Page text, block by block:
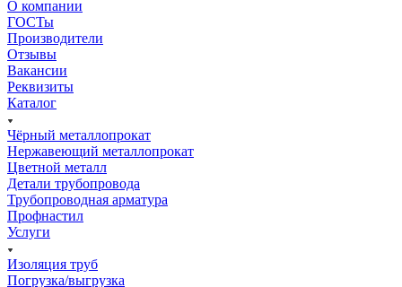
О компании
ГОСТы
Производители
Отзывы
Вакансии
Реквизиты
Каталог
Чёрный металлопрокат
Нержавеющий металлопрокат
Цветной металл
Детали трубопровода
Трубопроводная арматура
Профнастил
Услуги
Изоляция труб
Погрузка/выгрузка